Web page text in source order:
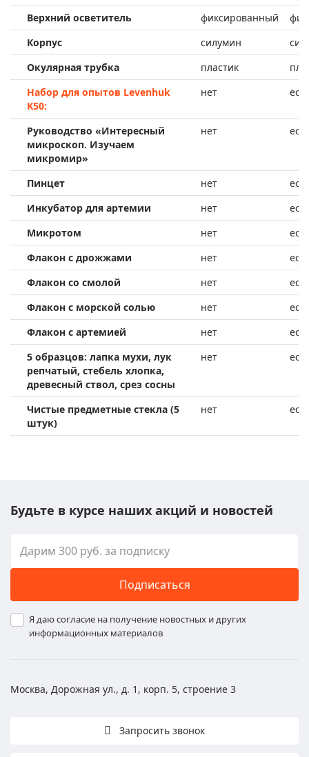
Верхний осветитель
фиксированный
Корпус
силумин
Окулярная трубка
пластик
Набор для опытов Levenhuk
K50:
нет
Руководство «Интересный
микроскоп. Изучаем
микромир»
нет
Пинцет нет
Инкубатор для артемии
нет
Микротом
нет
Флакон с дрожжами
нет
Флакон со смолой
нет
Флакон с морской солью
нет
Флакон с артемией
нет
5 образцов: лапка мухи, лук
репчатый, стебель хлопка,
древесный ствол, срез сосны
нет
Чистые предметные стекла (5
штук)
нет
Будьте в курсе наших акций и новостей
Подписаться
Я даю согласие на получение новостных и других
информационных материалов
Москва, Дорожная ул., д. 1, корп. 5, строение 3
Запросить звонок